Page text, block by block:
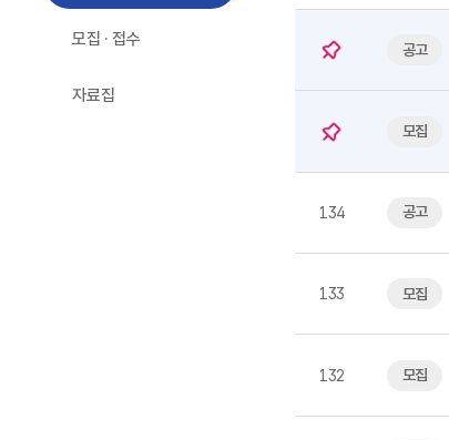
모집 · 접수
자료집
공고
모집
134 공고
133 모집
132 모집